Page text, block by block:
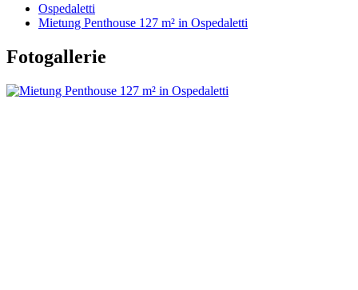
Ospedaletti
Mietung Penthouse 127 m² in Ospedaletti
Fotogallerie